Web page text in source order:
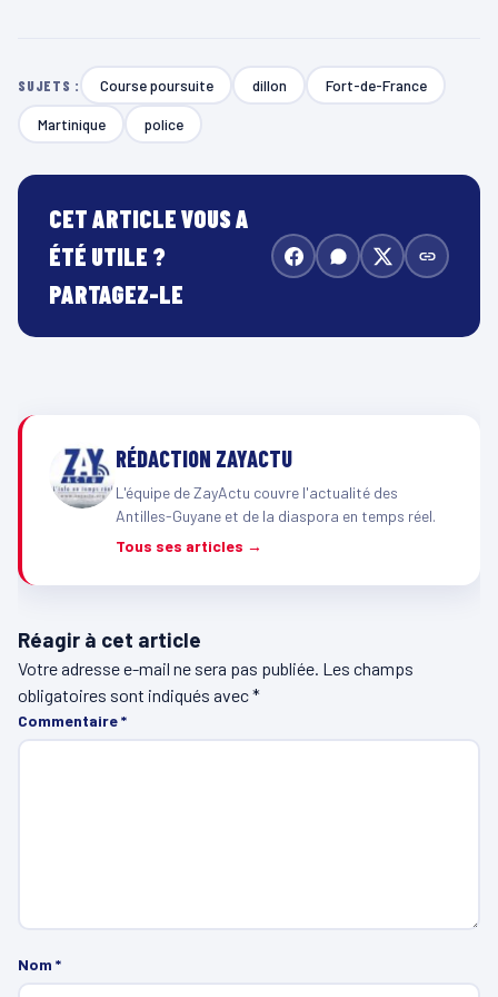
i
d
o
SUJETS : Course poursuite dillon Fort-de-France
Martinique police
CET ARTICLE VOUS A
ÉTÉ UTILE ?
PARTAGEZ-LE
RÉDACTION ZAYACTU
L'équipe de ZayActu couvre l'actualité des
Antilles-Guyane et de la diaspora en temps réel.
Tous ses articles →
Réagir à cet article
Votre adresse e-mail ne sera pas publiée. Les champs
obligatoires sont indiqués avec*
Commentaire*
Nom *